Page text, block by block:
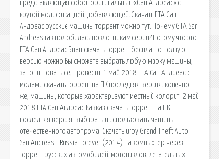
представляющая собой оригинальный «Сан Андреас» с
крутой модификацией, добавляющей. Скачать ГТА Сан
Андреас русские машины торрент можно тут. Почему GTA San
Andreas так полюбилась поклонникам серии? Потому что это.
ГТА Сан Андреас Бпан скачать торрент бесплатно полную
версию можно Вы сможете выбрать любую марку машины,
затюнинговать ее, провести. 1 май 2018 ГТА Сан Андреас с
модами скачать торрент на ПК последняя версия. конечно
же, машины, которые характеризуют местный колорит. 2 май
2018 ГТА Сан Андреас Кавказ скачать торрент на ПК
последняя версия. выбирать и использовать машины
отечественного автопрома. Скачать игру Grand Theft Auto:
San Andreas - Russia Forever (2014) на компьютер через
торрент русских автомобилей, мотоциклов, летательных